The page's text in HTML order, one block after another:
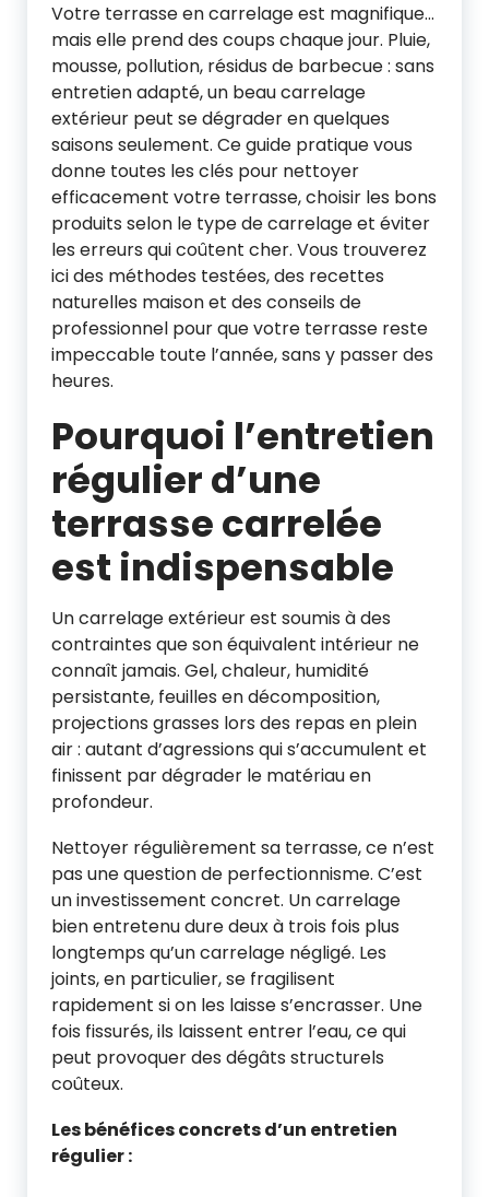
Votre terrasse en carrelage est magnifique…
mais elle prend des coups chaque jour. Pluie,
mousse, pollution, résidus de barbecue : sans
entretien adapté, un beau carrelage
extérieur peut se dégrader en quelques
saisons seulement. Ce guide pratique vous
donne toutes les clés pour nettoyer
efficacement votre terrasse, choisir les bons
produits selon le type de carrelage et éviter
les erreurs qui coûtent cher. Vous trouverez
ici des méthodes testées, des recettes
naturelles maison et des conseils de
professionnel pour que votre terrasse reste
impeccable toute l’année, sans y passer des
heures.
Pourquoi l’entretien
régulier d’une
terrasse carrelée
est indispensable
Un carrelage extérieur est soumis à des
contraintes que son équivalent intérieur ne
connaît jamais. Gel, chaleur, humidité
persistante, feuilles en décomposition,
projections grasses lors des repas en plein
air : autant d’agressions qui s’accumulent et
finissent par dégrader le matériau en
profondeur.
Nettoyer régulièrement sa terrasse, ce n’est
pas une question de perfectionnisme. C’est
un investissement concret. Un carrelage
bien entretenu dure deux à trois fois plus
longtemps qu’un carrelage négligé. Les
joints, en particulier, se fragilisent
rapidement si on les laisse s’encrasser. Une
fois fissurés, ils laissent entrer l’eau, ce qui
peut provoquer des dégâts structurels
coûteux.
Les bénéfices concrets d’un entretien
régulier :